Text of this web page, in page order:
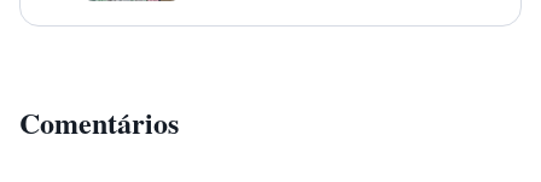
Comentários